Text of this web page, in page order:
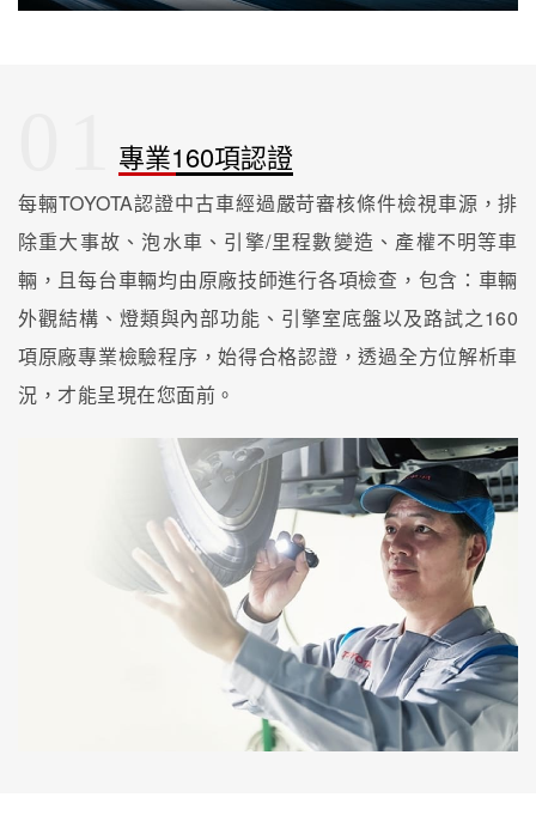
專業160項認證
每輛TOYOTA認證中古車經過嚴苛審核條件檢視車源，排
除重大事故、泡水車、引擎/里程數變造、產權不明等車
輛，且每台車輛均由原廠技師進行各項檢查，包含：車輛
外觀結構、燈類與內部功能、引擎室底盤以及路試之160
項原廠專業檢驗程序，始得合格認證，透過全方位解析車
況，才能呈現在您面前。